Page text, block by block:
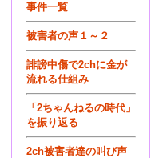
事件一覧
被害者の声１～２
誹謗中傷で2chに金が
流れる仕組み
「2ちゃんねるの時代」
を振り返る
2ch被害者達の叫び声